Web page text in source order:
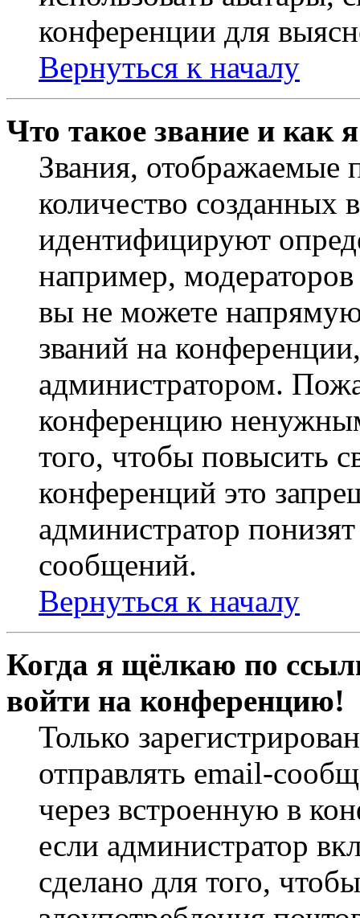
конференции для
Вернуться к началу
Что такое звание и как
Звания,
количество
идентифицируют
например,
вы не можете
званий на
администратором.
конференцию
того, чтобы повысить
конференций это
администратор
сообщений.
Вернуться к началу
Когда я щёлкаю по
войти на конференцию!
Только
отправлять email-
через встроенную в
если администратор
сделано для того,